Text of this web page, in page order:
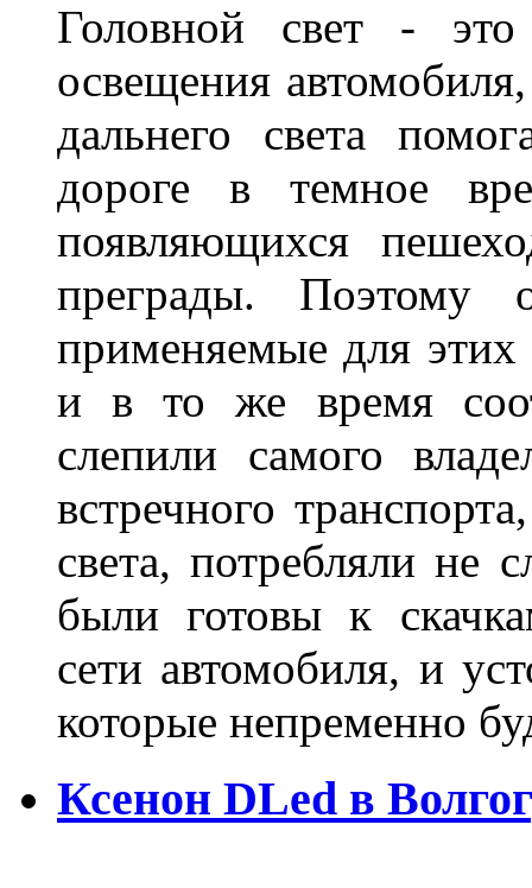
Головной свет -
освещения
дальнего света
дороге в темное
появляющихся
преграды. Поэтому
применяемые для
и в то же время
слепили самого
встречного
света, потребляли не
были готовы к
сети автомобиля, и
которые непременно
Ксенон DLed в